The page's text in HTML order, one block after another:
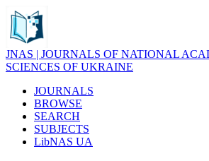
JNAS | JOURNALS OF NATIONAL
SCIENCES OF UKRAINE
JOURNALS
BROWSE
SEARCH
SUBJECTS
LibNAS UA